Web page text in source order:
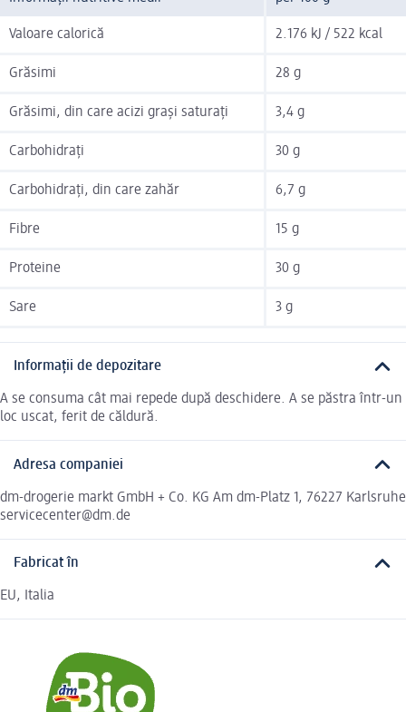
Valoare calorică 2.176 kJ / 522 kcal
Grăsimi 28 g
Grăsimi, din care acizi grași saturați 3,4 g
Carbohidrați 30 g
Carbohidrați, din care zahăr 6,7 g
Fibre 15 g
Proteine 30 g
Sare 3 g
Informații de depozitare
A se consuma cât mai repede după deschidere. A se păstra într-un
loc uscat, ferit de căldură.
Adresa companiei
dm-drogerie markt GmbH + Co. KG Am dm-Platz 1, 76227 Karlsruhe
servicecenter@dm.de
Fabricat în
EU, Italia